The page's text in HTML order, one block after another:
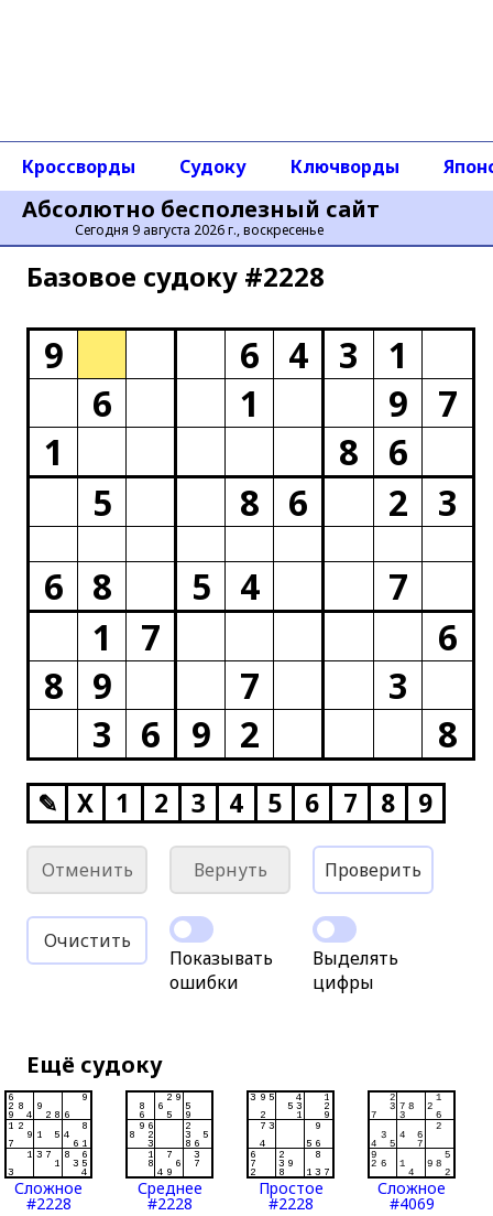
Абсолютно бесполезный сайт
Сегодня 9 августа 2026 г., воскресенье
Кроссворды Судоку Ключворды
Базовое cудоку #2228
9 6 4 3
1
6
1 9
7
1
8
6
5
8 6 2
3
6
8 5 4
7
1
7
6
8
9 7
3
3
6 9 2 8
✎ X 1 2 3 4 5 6 7 8 9
Отменить Вернуть Проверить
Очистить
Показывать
ошибки
Выделять
цифры
Ещё судоку
Сложное
#2228
Среднее
#2228
Простое
#2228
Сложное
#4069